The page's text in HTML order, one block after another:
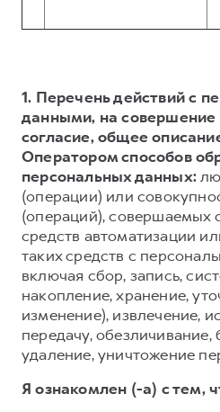
1. Перечень действий с
данными, на совершение
согласие, общее
Оператором способов
персональных данных:
(операции) или
(операций), совершаемых
средств автоматизации
таких средств с
включая сбор, запись,
накопление, хранение,
изменение), извлечение,
передачу, обезличивание,
удаление, уничтожение
Я ознакомлен (-а) с тем,